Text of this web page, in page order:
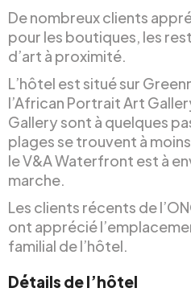
De nombreux clients
pour les boutiques, les
d’art à proximité.
L’hôtel est situé sur
l’African Portrait Art
Gallery sont à quelques
plages se trouvent à
le V&A Waterfront est à
marche.
Les clients récents de
ont apprécié
familial de l’hôtel.
Détails de l’hôtel